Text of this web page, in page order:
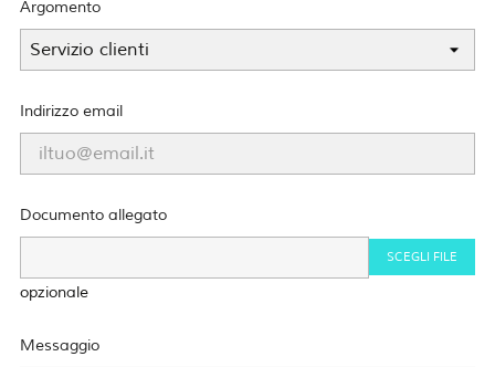
Argomento
Indirizzo email
Documento allegato
SCEGLI FILE
opzionale
Messaggio